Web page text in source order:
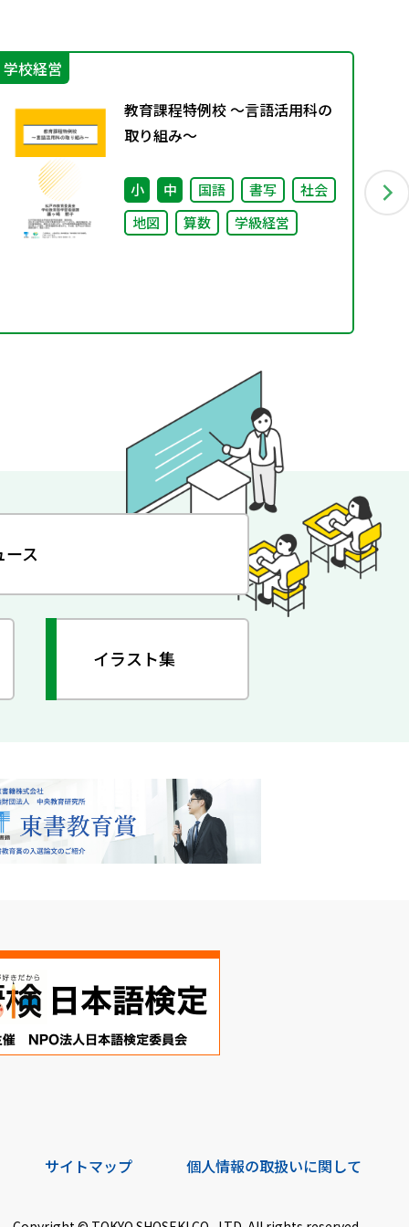
学校経営
教育課程特例校 ～言語活用科の
取り組み～
小 中 国語 書写
社会
地図
算数 学級経営
ース
イラスト集
サイトマップ 個人情報の取扱いに関して